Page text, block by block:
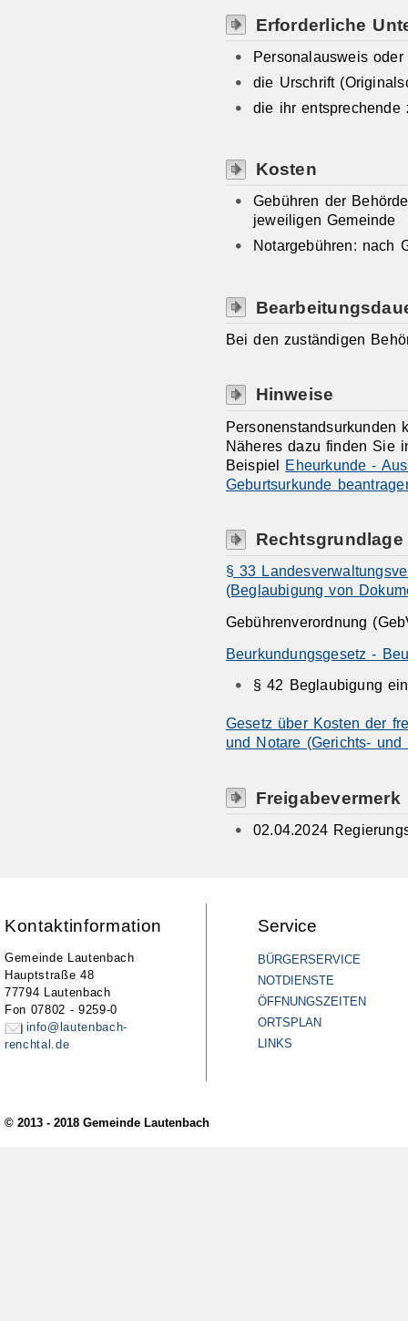
Erforderliche
Personalausweis
die Urschrift
die ihr entsprechende
Kosten
Gebühren der
jeweiligen Gemeinde
Notargebühren: nach
Bei den zuständigen
Hinweise
Personenstandsurkunden
Näheres dazu finden Sie
Beispiel Eheurkunde -
Geburtsurkunde
Rechtsgrundlage
§ 33
(Beglaubigung von
Gebührenverordnung
Beurkundungsgesetz -
§ 42 Beglaubigung
Gesetz über Kosten der
und Notare (Gerichts- und
Freigabevermerk
02.04.2024
Kontaktinformation
Gemeinde Lautenbach
Hauptstraße 48
77794 Lautenbach
Fon 07802 - 9259-0
info@lautenbach-
renchtal.de
Service
BÜRGERSERVICE
NOTDIENSTE
ÖFFNUNGSZEITEN
ORTSPLAN
LINKS
© 2013 - 2018 Gemeinde Lautenbach